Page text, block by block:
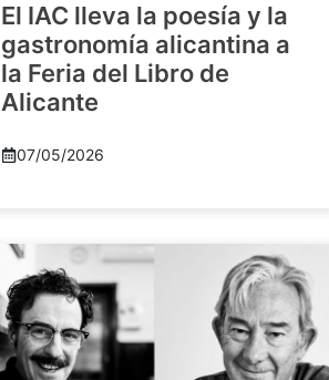
El IAC lleva la poesía y la
gastronomía alicantina a
la Feria del Libro de
Alicante
07/05/2026